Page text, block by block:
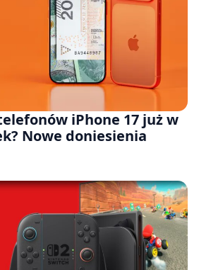
iPhone 17 już w
Nowe doniesienia